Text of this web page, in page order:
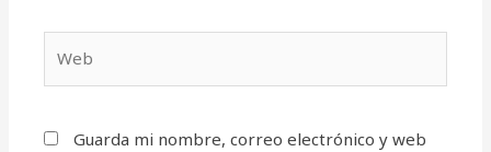
Guarda mi nombre, correo electrónico y web